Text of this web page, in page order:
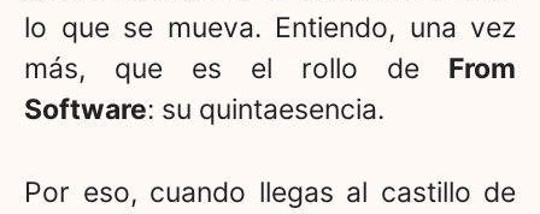
lo que se mueva. Entiendo, una vez
más, que es el rollo de From
Software: su quintaesencia.
Por eso, cuando llegas al castillo de